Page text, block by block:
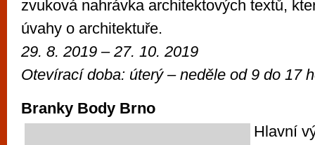
zvuková nahrávka architektových textů,
úvahy o architektuře.
29. 8. 2019 – 27. 10. 2019
Otevírací doba: úterý – neděle od 9 do 17
Branky Body Brno
Hlavní